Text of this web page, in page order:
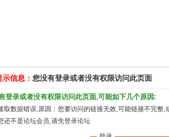
示信息： 您没有登录或者没有权限访问此页面
登录或者没有权限访问此页面,可能如下几个原因:
数据错误,原因：您要访问的链接无效,可能链接不完整,
还不是论坛会员,请先登录论坛